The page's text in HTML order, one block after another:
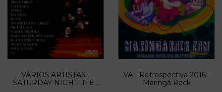
VÁRIOS ARTISTAS -
SATURDAY NIGHTLIFE -
VA - Retrospectiva 2016 -
Maringá Rock